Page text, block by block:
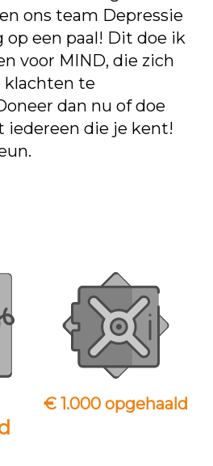
ons team Depressie
op een paal! Dit doe ik
voor MIND, die zich
klachten te
dan nu of doe
iedereen die je kent!
€ 1.000 opgehaald